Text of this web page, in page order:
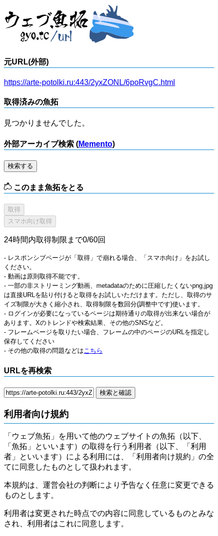
元URL(外部)
https://arte-potolki.ru:443/2yxZONL/6poRvgC.html
取得済みの魚拓
見つかりませんでした。
外部アーカイブ検索 (Memento)
検索する
このまま魚拓をとる
24時間内取得制限まで0/60回
- レスポンシブページが「取得」で崩れる場合、「スマホ向け」をお試し
ください。
- 動画は原則取得不能です。
- 一部の非ストリーミング動画、metadataのために圧縮したくないpng,jpg
は直接URLを貼り付けると取得をお試しいただけます。ただし、取得のサ
イズ制限が大きく縮小され、取得制限を数回分(調整中です)使います。
- ログインが必要になっているページは期待通りの取得が出来ない場合が
あります。Xのトレンドや検索結果、その他のSNSなど。
- フレームページを取りたい場合、フレームの中のページのURLを指定し
保存してください
- その他の取得の問題などはこちら
URLを再検索
利用者向け規約
「ウェブ魚拓」を用いて他のウェブサイトの魚拓（以下、
「魚拓」といいます）の取得を行う利用者（以下、「利用
者」といいます）による利用には、「利用者向け規約」の全
てに同意したものとして扱われます。
本規約は、運営会社の判断により予告なく任意に変更できる
ものとします。
利用者は変更された時点での内容に同意しているものとみな
され、利用者はこれに同意します。